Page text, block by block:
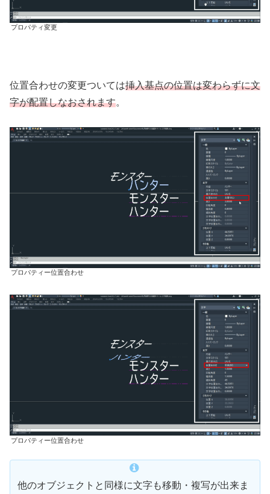
プロパティ変更
位置合わせの変更ついては挿入基点の位置は変わらずに文
字が配置しなおされます。
プロパティー位置合わせ
プロパティー位置合わせ
他のオブジェクトと同様に文字も移動・複写が出来ま